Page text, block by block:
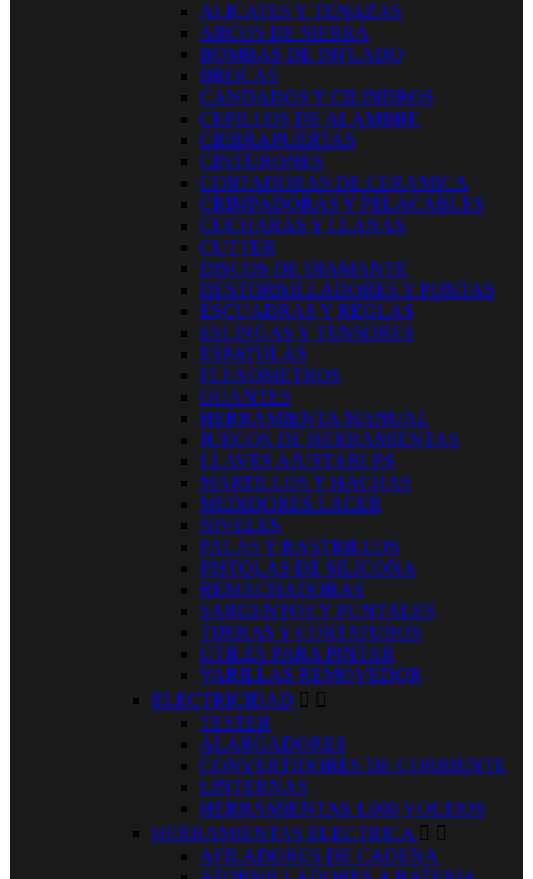
ALICATES Y TENAZAS
ARCOS DE SIERRA
BOMBAS DE INFLADO
BROCAS
CANDADOS Y CILINDROS
CEPILLOS DE ALAMBRE
CIERRAPUERTAS
CINTURONES
CORTADORAS DE CERAMICA
CRIMPADORAS Y PELACABLES
CUCHARAS Y LLANAS
CUTTER
DISCOS DE DIAMANTE
DESTORNILLADORES Y PUNTAS
ESCUADRAS Y REGLAS
ESLINGAS Y TENSORES
ESPATULAS
FLEXOMETROS
GUANTES
HERRAMIENTA MANUAL
JUEGOS DE HERRAMIENTAS
LLAVES AJUSTABLES
MARTILLOS Y HACHAS
MEDIDORES LACER
NIVELES
PALAS Y RASTRILLOS
PISTOLAS DE SILICONA
REMACHADORAS
SARGENTOS Y PUNTALES
TIJERAS Y CORTATUBOS
UTILES PARA PINTAR
VARILLAS REMOVEDOR
ELECTRICIDAD  
TESTER
ALARGADORES
CONVERTIDORES DE CORRIENTE
LINTERNAS
HERRAMIENTAS 1.000 VOLTIOS
HERRAMIENTAS ELECTRICA  
AFILADORES DE CADENA